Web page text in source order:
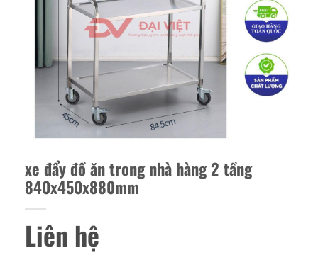
xe đẩy đồ ăn trong nhà hàng 2 tầng
840x450x880mm
Liên hệ